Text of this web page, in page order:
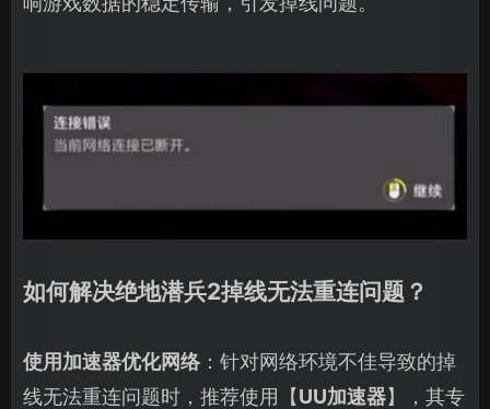
如何解决绝地潜兵2掉线无法重连问题？
使用加速器优化网络：针对网络环境不佳导致的掉
线无法重连问题时，推荐使用【UU加速器】，其专